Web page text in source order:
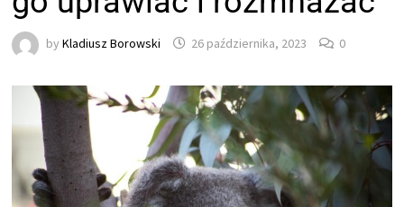
byKladiusz Borowski 26 października, 2023 0